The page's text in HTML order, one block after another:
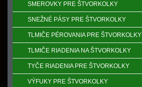
SMEROVKY PRE ŠTVORKOLKY
SNEŽNÉ PÁSY PRE ŠTVORKOLKY
TLMIČE PÉROVANIA PRE ŠTVORKOLKY
TLMIČE RIADENIA NA ŠTVORKOLKY
TYČE RIADENIA PRE ŠTVORKOLKY
VÝFUKY PRE ŠTVORKOLKY